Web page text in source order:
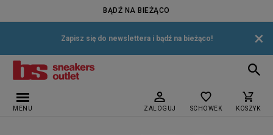
BĄDŹ NA BIEŻĄCO
Zapisz się do newslettera i bądź na bieżąco! ×
MENU ZALOGUJ SCHOWEK KOSZYK